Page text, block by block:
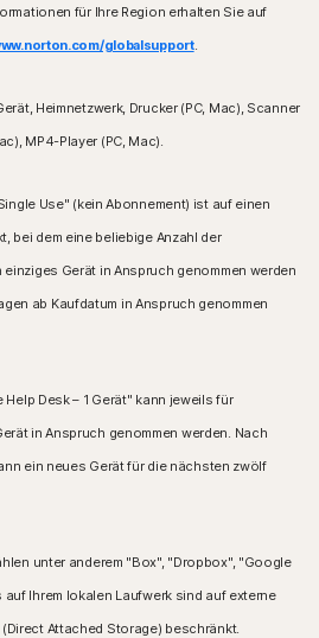
für Ihre Region erhalten Sie auf
globalsupport.
Heimnetzwerk, Drucker (PC, Mac), Scanner
MP4-Player (PC, Mac).
Use" (kein Abonnement) ist auf einen
bei dem eine beliebige Anzahl der
Gerät in Anspruch genommen werden
ab Kaufdatum in Anspruch genommen
Desk – 1 Gerät" kann jeweils für
in Anspruch genommen werden. Nach
ein neues Gerät für die nächsten zwölf
unter anderem "Box", "Dropbox", "Google
auf Ihrem lokalen Laufwerk sind auf externe
Attached Storage) beschränkt.